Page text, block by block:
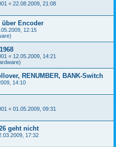
« 22.08.2009, 21:08
über Encoder
12:15
« 12.05.2009, 14:21
RENUMBER, BANK-Switch
14:10
« 01.05.2009, 09:31
geht nicht
17:32